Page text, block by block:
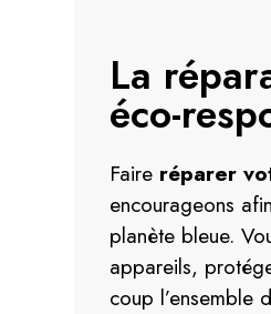
La
éco-
Faire réparer
encourageons
planète bleue.
appareils,
coup l’ensemble